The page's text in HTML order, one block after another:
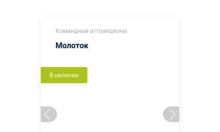
Командные аттракционы
Молоток
В наличии